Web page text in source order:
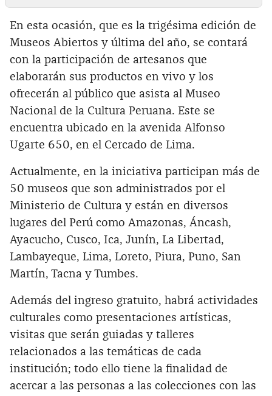
En esta ocasión, que es la trigésima edición de
Museos Abiertos y última del año, se contará
con la participación de artesanos que
elaborarán sus productos en vivo y los
ofrecerán al público que asista al Museo
Nacional de la Cultura Peruana. Este se
encuentra ubicado en la avenida Alfonso
Ugarte 650, en el Cercado de Lima.
Actualmente, en la iniciativa participan más de
50 museos que son administrados por el
Ministerio de Cultura y están en diversos
lugares del Perú como Amazonas, Áncash,
Ayacucho, Cusco, Ica, Junín, La Libertad,
Lambayeque, Lima, Loreto, Piura, Puno, San
Martín, Tacna y Tumbes.
Además del ingreso gratuito, habrá actividades
culturales como presentaciones artísticas,
visitas que serán guiadas y talleres
relacionados a las temáticas de cada
institución; todo ello tiene la finalidad de
acercar a las personas a las colecciones con las